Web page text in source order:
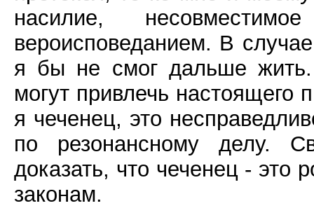
насилие,
вероисповеданием. В
я бы не смог дальше жить.
могут привлечь настоящего
я чеченец, это
по резонансному делу.
доказать, что чеченец -
законам.